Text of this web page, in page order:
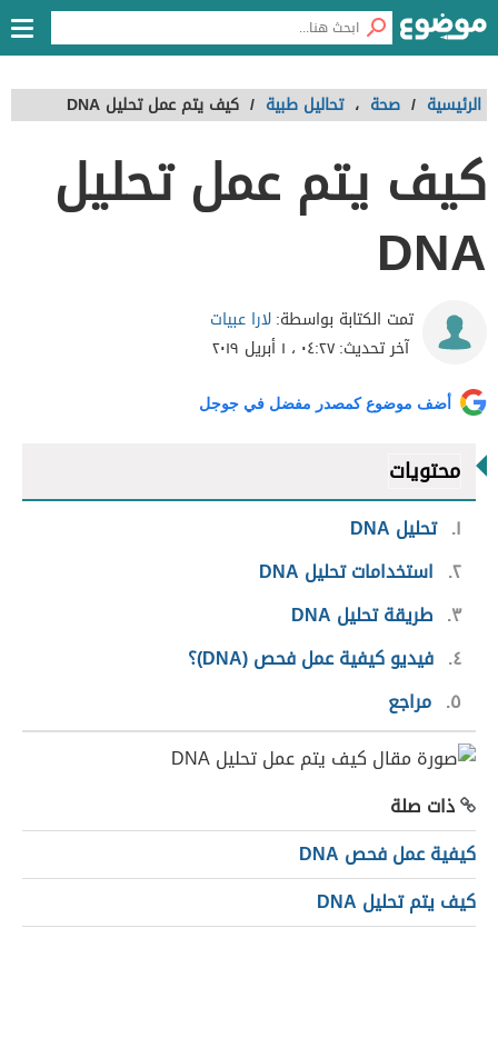
الرئيسية / صحة ، تحاليل طبية / كيف يتم عمل تحليل DNA
كيف يتم عمل تحليل
DNA
تمت الكتابة بواسطة:لارا عبيات
آخر تحديث:٠٤:٢٧ ، ١ أبريل ٢٠١٩
أضف موضوع كمصدر مفضل في جوجل
محتويات
١ تحليل DNA
٢ استخدامات تحليل DNA
٣ طريقة تحليل DNA
٤ فيديو كيفية عمل فحص (DNA)؟
٥ مراجع
ذات صلة
كيفية عمل فحص DNA
كيف يتم تحليل DNA